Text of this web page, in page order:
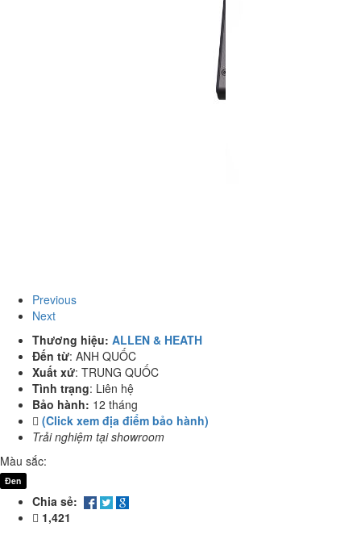
Previous
Next
Thương hiệu: ALLEN & HEATH
Đến từ: ANH QUỐC
Xuất xứ: TRUNG QUỐC
Tình trạng: Liên hệ
Bảo hành: 12 tháng
(Click xem địa điểm bảo hành)
Trải nghiệm tại showroom
Màu sắc:
Đen
Chia sẻ:
1,421